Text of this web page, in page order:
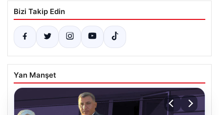
Bizi Takip Edin
Yan Manşet